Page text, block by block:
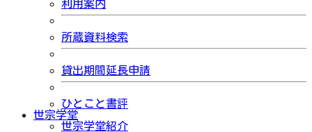
利用案内
所蔵資料検索
貸出期間延長申請
ひとこと書評
世宗学堂
世宗学堂紹介